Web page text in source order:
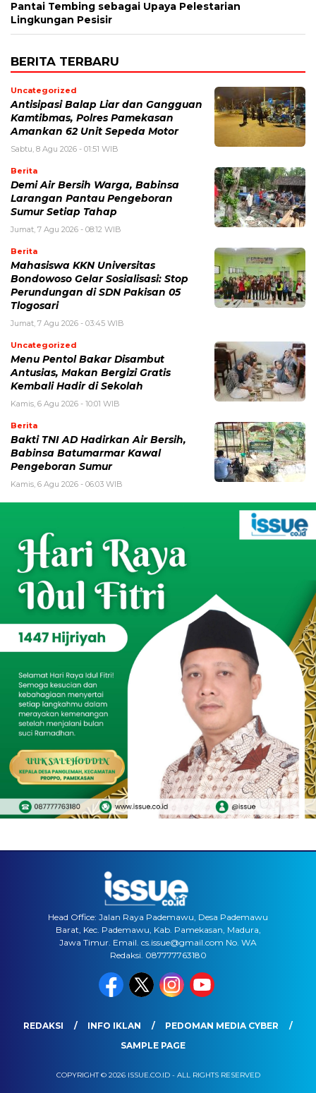
Pantai Tembing sebagai Upaya Pelestarian
Lingkungan Pesisir
BERITA TERBARU
Uncategorized
Antisipasi Balap Liar dan Gangguan
Kamtibmas, Polres Pamekasan
Amankan 62 Unit Sepeda Motor
Sabtu, 8 Agu 2026 - 01:51 WIB
Berita
Demi Air Bersih Warga, Babinsa
Larangan Pantau Pengeboran
Sumur Setiap Tahap
Jumat, 7 Agu 2026 - 08:12 WIB
Berita
Mahasiswa KKN Universitas
Bondowoso Gelar Sosialisasi: Stop
Perundungan di SDN Pakisan 05
Tlogosari
Jumat, 7 Agu 2026 - 03:45 WIB
Uncategorized
Menu Pentol Bakar Disambut
Antusias, Makan Bergizi Gratis
Kembali Hadir di Sekolah
Kamis, 6 Agu 2026 - 10:01 WIB
Berita
Bakti TNI AD Hadirkan Air Bersih,
Babinsa Batumarmar Kawal
Pengeboran Sumur
Kamis, 6 Agu 2026 - 06:03 WIB
Head Office: Jalan Raya Pademawu, Desa Pademawu
Barat, Kec. Pademawu, Kab. Pamekasan, Madura,
Jawa Timur. Email. cs.issue@gmail.com No. WA
Redaksi. 087777763180
REDAKSI INFO IKLAN
PEDOMAN MEDIA CYBER
SAMPLE PAGE
COPYRIGHT © 2026 ISSUE.CO.ID - ALL RIGHTS RESERVED